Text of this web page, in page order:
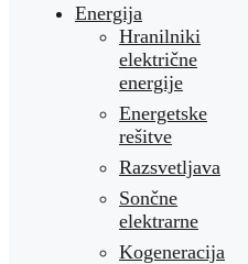
Energija
Hranilniki
električne
energije
Energetske
rešitve
Razsvetljava
Sončne
elektrarne
Kogeneracija